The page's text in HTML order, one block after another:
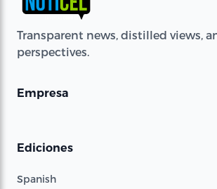
Transparent news, distilled views,
perspectives.
Empresa
Ediciones
Spanish